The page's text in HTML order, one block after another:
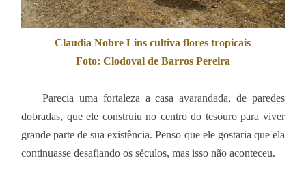
Claudia Nobre Lins cultiva flores tropicais
Foto: Clodoval de Barros Pereira
Parecia uma fortaleza a casa avarandada, de paredes
dobradas, que ele construiu no centro do tesouro para viver
grande parte de sua existência. Penso que ele gostaria que ela
continuasse desafiando os séculos, mas isso não aconteceu.